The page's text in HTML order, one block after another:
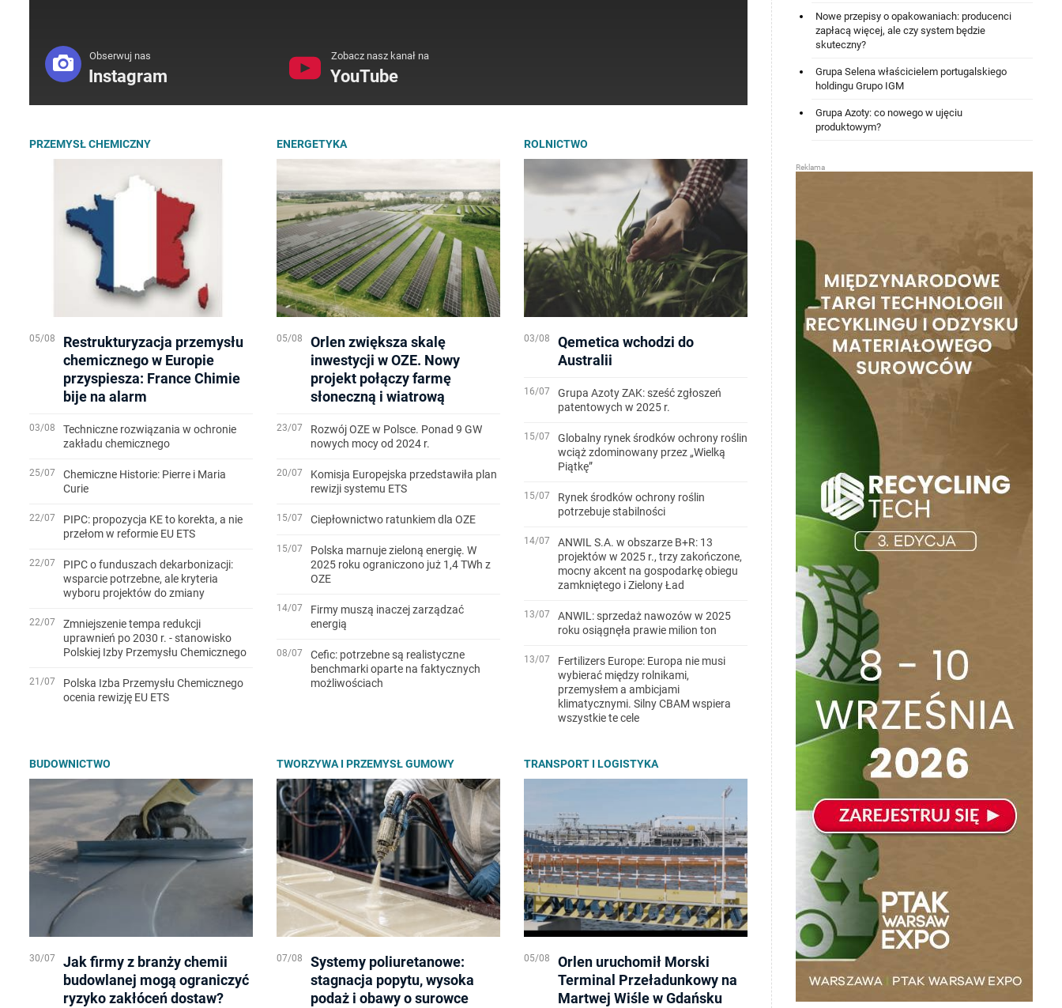
Obserwuj nas
Instagram
Zobacz nasz kanał na
YouTube
PRZEMYSŁ CHEMICZNY
05/08
Restrukturyzacja przemysłu
chemicznego w Europie
przyspiesza: France Chimie
bije na alarm
03/08
Techniczne rozwiązania w ochronie
zakładu chemicznego
25/07
Chemiczne Historie: Pierre i Maria
Curie
22/07
PIPC: propozycja KE to korekta, a nie
przełom w reformie EU ETS
22/07
PIPC o funduszach dekarbonizacji:
wsparcie potrzebne, ale kryteria
wyboru projektów do zmiany
22/07
Zmniejszenie tempa redukcji
uprawnień po 2030 r. - stanowisko
Polskiej Izby Przemysłu Chemicznego
21/07
Polska Izba Przemysłu Chemicznego
ocenia rewizję EU ETS
ENERGETYKA
05/08
Orlen zwiększa skalę
inwestycji w OZE. Nowy
projekt połączy farmę
słoneczną i wiatrową
23/07
Rozwój OZE w Polsce. Ponad 9 GW
nowych mocy od 2024 r.
20/07
Komisja Europejska przedstawiła plan
rewizji systemu ETS
15/07 Ciepłownictwo ratunkiem dla OZE
15/07
Polska marnuje zieloną energię. W
2025 roku ograniczono już 1,4 TWh z
OZE
14/07
Firmy muszą inaczej zarządzać
energią
08/07
Cefic: potrzebne są realistyczne
benchmarki oparte na faktycznych
możliwościach
ROLNICTWO
03/08
Qemetica wchodzi do
Australii
16/07
Grupa Azoty ZAK: sześć zgłoszeń
patentowych w 2025 r.
15/07
Globalny rynek środków ochrony roślin
wciąż zdominowany przez „Wielką
Piątkę”
15/07
Rynek środków ochrony roślin
potrzebuje stabilności
14/07
ANWIL S.A. w obszarze B+R: 13
projektów w 2025 r., trzy zakończone,
mocny akcent na gospodarkę obiegu
zamkniętego i Zielony Ład
13/07
ANWIL: sprzedaż nawozów w 2025
roku osiągnęła prawie milion ton
13/07
Fertilizers Europe: Europa nie musi
wybierać między rolnikami,
przemysłem a ambicjami
klimatycznymi. Silny CBAM wspiera
wszystkie te cele
BUDOWNICTWO
30/07
Jak firmy z branży chemii
budowlanej mogą ograniczyć
ryzyko zakłóceń dostaw?
TWORZYWA I PRZEMYSŁ GUMOWY
07/08
Systemy poliuretanowe:
stagnacja popytu, wysoka
podaż i obawy o surowce
TRANSPORT I LOGISTYKA
05/08
Orlen uruchomił Morski
Terminal Przeładunkowy na
Martwej Wiśle w Gdańsku
Nowe przepisy o opakowaniach: producenci
zapłacą więcej, ale czy system będzie
skuteczny?
Grupa Selena właścicielem portugalskiego
holdingu Grupo IGM
Grupa Azoty: co nowego w ujęciu
produktowym?